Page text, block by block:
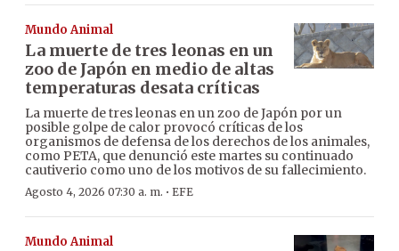
Mundo Animal
La muerte de tres leonas en un
zoo de Japón en medio de altas
temperaturas desata críticas
La muerte de tres leonas en un zoo de Japón por un
posible golpe de calor provocó críticas de los
organismos de defensa de los derechos de los animales,
como PETA, que denunció este martes su continuado
cautiverio como uno de los motivos de su fallecimiento.
Agosto 4, 2026 07:30 a. m. · EFE
Mundo Animal